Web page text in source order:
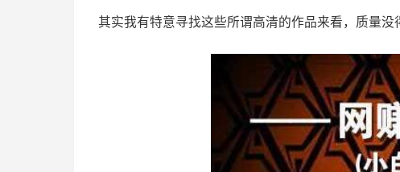
其实我有特意寻找这些所谓高清的作品来看，质量